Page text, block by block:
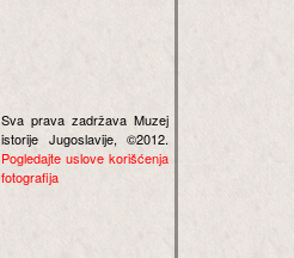
Sva prava zadržava Muzej
istorije Jugoslavije, ©2012.
Pogledajte uslove korišćenja
fotografija